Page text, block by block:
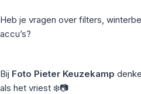
Heb je vragen over filters,
accu’s?
Bij Foto Pieter Keuzekamp
als het vriest ❄️📷